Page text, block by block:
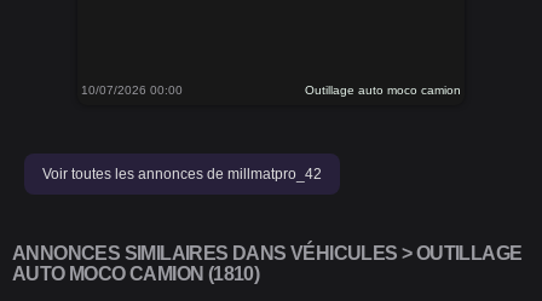
10/07/2026 00:00 Outillage auto moco camion
Voir toutes les annonces de millmatpro_42
ANNONCES SIMILAIRES DANS VÉHICULES > OUTILLAGE
AUTO MOCO CAMION (1810)